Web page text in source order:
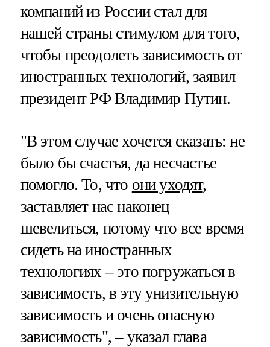
компаний из России стал для
нашей страны стимулом для того,
чтобы преодолеть зависимость от
иностранных технологий, заявил
президент РФ Владимир Путин.
"В этом случае хочется сказать: не
было бы счастья, да несчастье
помогло. То, что они уходят,
заставляет нас наконец
шевелиться, потому что все время
сидеть на иностранных
технологиях – это погружаться в
зависимость, в эту унизительную
зависимость и очень опасную
зависимость", – указал глава